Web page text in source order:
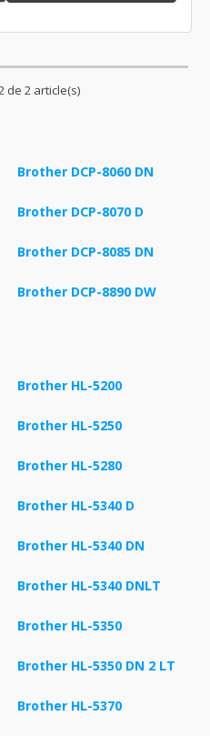
de 2 article(s)
Brother DCP-8060 DN
Brother DCP-8070 D
Brother DCP-8085 DN
Brother DCP-8890 DW
Brother HL-5200
Brother HL-5250
Brother HL-5280
Brother HL-5340 D
Brother HL-5340 DN
Brother HL-5340 DNLT
Brother HL-5350
Brother HL-5350 DN 2 LT
Brother HL-5370